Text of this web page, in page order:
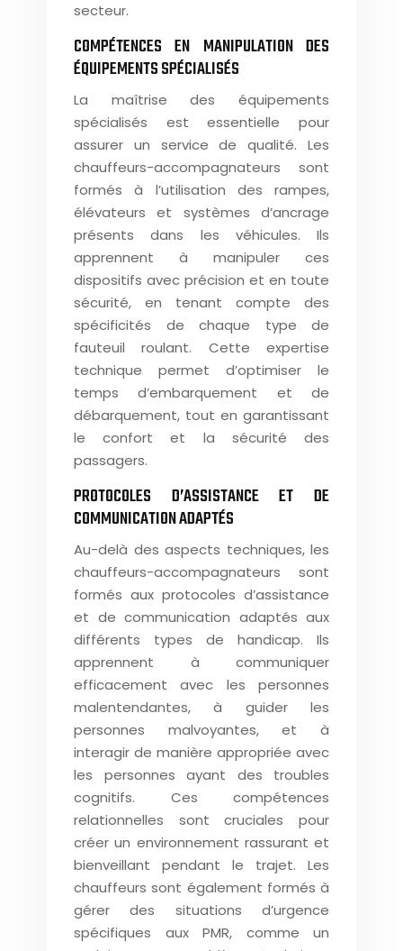
secteur.
COMPÉTENCES EN MANIPULATION DES
ÉQUIPEMENTS SPÉCIALISÉS
La maîtrise des équipements
spécialisés est essentielle pour
assurer un service de qualité. Les
chauffeurs-accompagnateurs sont
formés à l’utilisation des rampes,
élévateurs et systèmes d’ancrage
présents dans les véhicules. Ils
apprennent à manipuler ces
dispositifs avec précision et en toute
sécurité, en tenant compte des
spécificités de chaque type de
fauteuil roulant. Cette expertise
technique permet d’optimiser le
temps d’embarquement et de
débarquement, tout en garantissant
le confort et la sécurité des
passagers.
PROTOCOLES D’ASSISTANCE ET DE
COMMUNICATION ADAPTÉS
Au-delà des aspects techniques, les
chauffeurs-accompagnateurs sont
formés aux protocoles d’assistance
et de communication adaptés aux
différents types de handicap. Ils
apprennent à communiquer
efficacement avec les personnes
malentendantes, à guider les
personnes malvoyantes, et à
interagir de manière appropriée avec
les personnes ayant des troubles
cognitifs. Ces compétences
relationnelles sont cruciales pour
créer un environnement rassurant et
bienveillant pendant le trajet. Les
chauffeurs sont également formés à
gérer des situations d’urgence
spécifiques aux PMR, comme un